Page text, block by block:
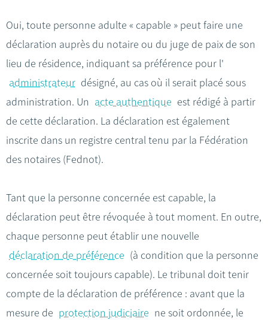
Oui, toute personne adulte « capable » peut faire une
déclaration auprès du notaire ou du juge de paix de son
lieu de résidence, indiquant sa préférence pour l'
administrateur désigné, au cas où il serait placé sous
administration. Un acte authentique est rédigé à partir
de cette déclaration. La déclaration est également
inscrite dans un registre central tenu par la Fédération
des notaires (Fednot).
Tant que la personne concernée est capable, la
déclaration peut être révoquée à tout moment. En outre,
chaque personne peut établir une nouvelle
déclaration de préférence (à condition que la personne
concernée soit toujours capable). Le tribunal doit tenir
compte de la déclaration de préférence : avant que la
mesure de protection judiciaire ne soit ordonnée, le